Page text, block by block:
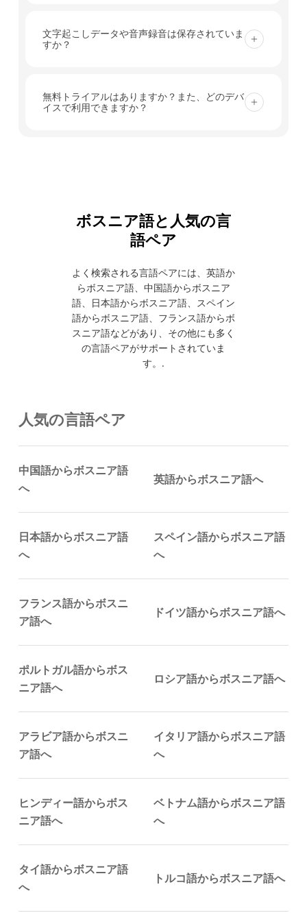
表示できるほか、AI音声再生をオンにすることで、
会議、授業、通話中に参加者が翻訳された音声を聞
文字起こしデータや音声録音は保存されていま
すか？
による文字起こしは、翻訳内容の確認や会議議事録
の作成のために一時的に保存されますが、記録はい
無料トライアルはありますか？また、どのデバ
イスで利用できますか？
ボスニア語と人気の言
語ペア
よく検索される言語ペアには、英語か
らボスニア語、中国語からボスニア
語、日本語からボスニア語、スペイン
語からボスニア語、フランス語からボ
スニア語などがあり、その他にも多く
の言語ペアがサポートされていま
す。.
人気の言語ペア
中国語からボスニア語
へ
英語からボスニア語へ
日本語からボスニア語
へ
スペイン語からボスニア語
へ
フランス語からボスニ
ア語へ
ドイツ語からボスニア語へ
ポルトガル語からボス
ニア語へ
ロシア語からボスニア語へ
アラビア語からボスニ
ア語へ
イタリア語からボスニア語
へ
ヒンディー語からボス
ニア語へ
ベトナム語からボスニア語
へ
タイ語からボスニア語
へ
トルコ語からボスニア語へ